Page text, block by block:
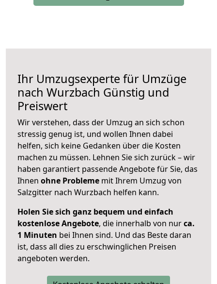
Ihr Umzugsexperte für Umzüge
nach Wurzbach Günstig und
Preiswert
Wir verstehen, dass der Umzug an sich schon
stressig genug ist, und wollen Ihnen dabei
helfen, sich keine Gedanken über die Kosten
machen zu müssen. Lehnen Sie sich zurück – wir
haben garantiert passende Angebote für Sie, das
Ihnen ohne Probleme mit Ihrem Umzug von
Salzgitter nach Wurzbach helfen kann.
Holen Sie sich ganz bequem und einfach
kostenlose Angebote, die innerhalb von nurca.
1 Minuten bei Ihnen sind. Und das Beste daran
ist, dass all dies zu erschwinglichen Preisen
angeboten werden.